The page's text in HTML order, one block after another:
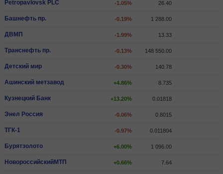
Petropavlovsk PLC -1.05% 26.40
Башнефть пр. -0.19% 1 288.00
ДВМП -1.99% 13.33
Транснефть пр. -0.13% 148 550.00
Детский мир -0.30% 140.78
Ашинский метзавод +4.86% 8.735
Кузнецкий Банк +13.20% 0.01818
Энел Россия -0.06% 0.8015
ТГК-1 -0.97% 0.011804
Бурятзолото +6.00% 1 096.00
НовороссийскийМТП +0.66% 7.64